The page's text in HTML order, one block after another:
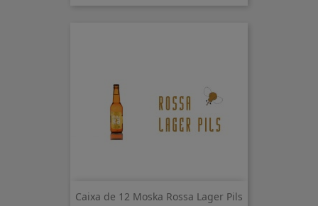
Caixa de 12 Moska Rossa Lager Pils